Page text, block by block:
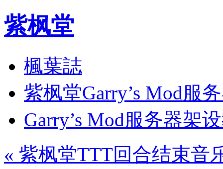
紫枫堂
楓葉誌
紫枫堂Garry’s Mod服
Garry’s Mod服务器架
« 紫枫堂TTT回合结束音